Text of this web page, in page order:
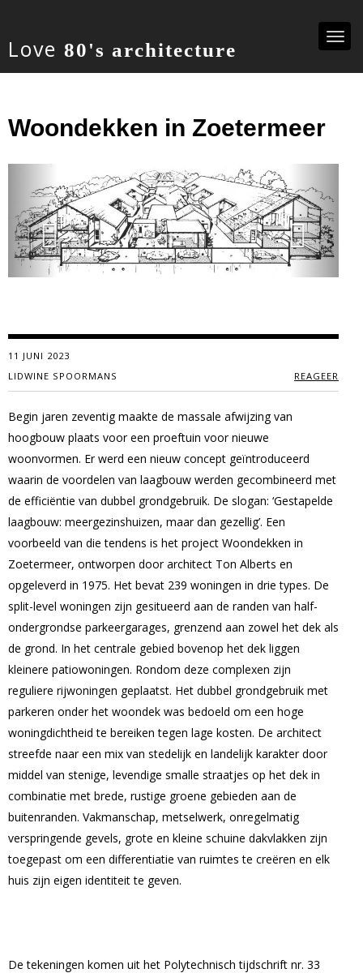
Love 80's architecture
Woondekken in Zoetermeer
Previous
11 JUNI 2023
LIDWINE SPOORMANS
REAGEER
Begin jaren zeventig maakte de massale afwijzing van
hoogbouw plaats voor een proeftuin voor nieuwe
woonvormen. Er werd een nieuw concept geïntroduceerd
waarin de voordelen van laagbouw werden gecombineerd met
de efficiëntie van dubbel grondgebruik. De slogan: ‘Gestapelde
laagbouw: meergezinshuizen, maar dan gezellig’. Een
voorbeeld van die tendens is het project Woondekken in
Zoetermeer, ontworpen door architect Ton Alberts en
opgeleverd in 1975. Het bevat 239 woningen in drie types. De
split-level woningen zijn gesitueerd aan de randen van half-
ondergrondse parkeergarages, grenzend aan zowel het dek als
de grond. In het centrale gebied bovenop het dek liggen
kleinere patiowoningen. Rondom deze complexen zijn
reguliere rijwoningen geplaatst. Het dubbel grondgebruik met
parkeren onder het woondek was bedoeld om een hoge
woningdichtheid te bereiken tegen lage kosten. De architect
streefde naar een mix van stedelijk en landelijk karakter door
middel van stenige, levendige smalle straatjes op het dek in
combinatie met brede, rustige groene gebieden aan de
buitenranden. Vakmanschap, metselwerk, onregelmatig
verspringende gevels, grote en kleine schuine dakvlakken zijn
toegepast om een differentiatie van ruimtes te creëren en elk
huis zijn eigen identiteit te geven.
De tekeningen komen uit het Polytechnisch tijdschrift nr. 33